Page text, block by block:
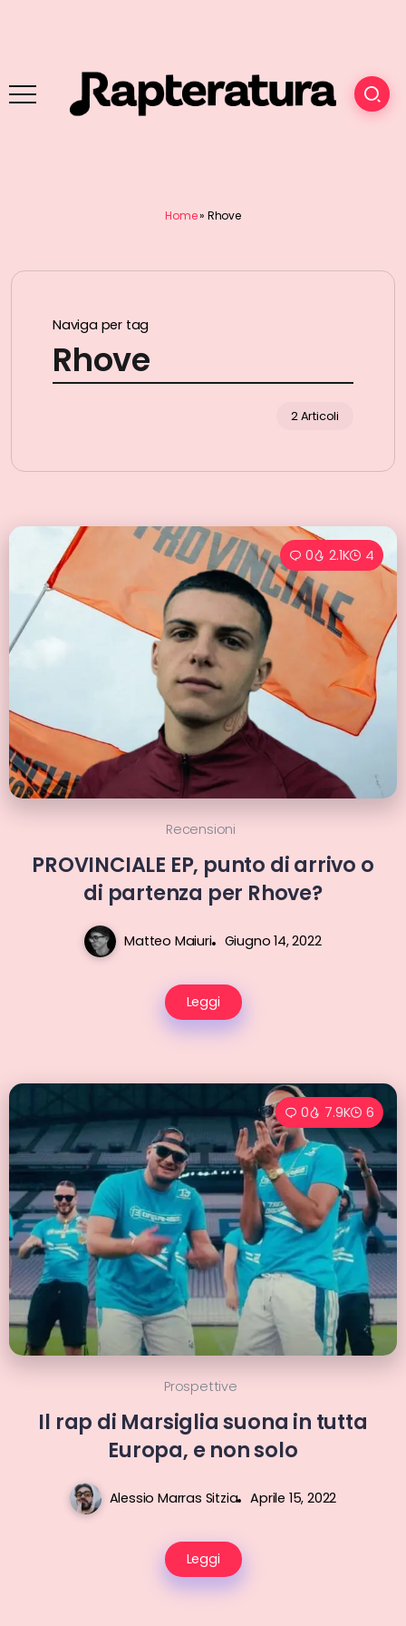
Home» Rhove
Naviga per tag
Rhove
2 Articoli
0 2.1K 4
Recensioni
PROVINCIALE EP, punto di arrivo o
di partenza per Rhove?
Matteo Maiuri Giugno 14, 2022
Leggi
0 7.9K 6
Prospettive
Il rap di Marsiglia suona in tutta
Europa, e non solo
Alessio Marras Sitzia Aprile 15, 2022
Leggi